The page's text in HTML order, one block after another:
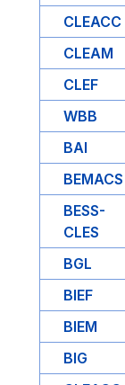
CLEACC
CLEAM
CLEF
WBB
BAI
BEMACS
BESS-
CLES
BGL
BIEF
BIEM
BIG